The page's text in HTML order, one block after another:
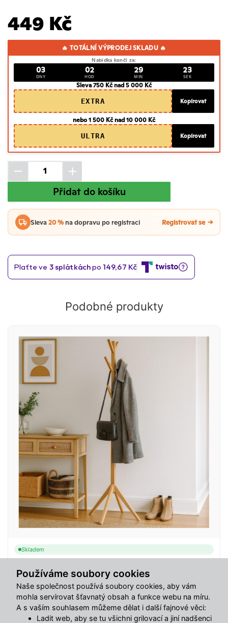
Používáme soubory cookies
Naše společnost používá soubory cookies, aby vám
mohla servírovat šťavnatý obsah a funkce webu na míru.
A s vaším souhlasem můžeme dělat i další fajnové věci:
Ladit web, aby se tu všichni grilovací a jiní nadšenci
449 Kč
🔥 TOTÁLNÍ VÝPRODEJ SKLADU 🔥
Nabídka končí za:
03
DNY
02
HOD
29
MIN
23
SEK
Sleva 750 Kč nad 5 000 Kč
EXTRA
Kopírovat
nebo 1 500 Kč nad 10 000 Kč
ULTRA
Kopírovat
Přidat do košíku
Sleva20 %na dopravu po registraci Registrovat se
Podobné produkty
Skladem
449 Kč
Do košíku